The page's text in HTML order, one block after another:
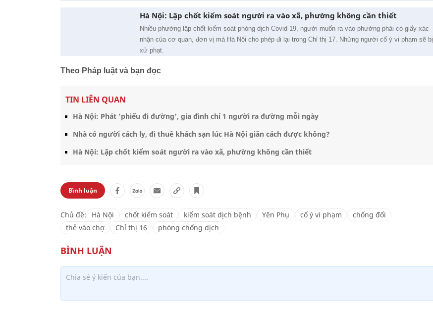
Hà Nội: Lập chốt kiểm soát người ra vào xã, phường không cần thiết
Nhiều phường lập chốt kiểm soát phòng dịch Covid-19, người muốn ra vào phường phải có giấy xác
nhận của cơ quan, đơn vị mà Hà Nội cho phép đi lại trong Chỉ thị 17. Những người cố ý vi phạm sẽ bị
xử phạt.
Theo Pháp luật và bạn đọc
TIN LIÊN QUAN
Hà Nội: Phát 'phiếu đi đường', gia đình chỉ 1 người ra đường mỗi ngày
Nhà có người cách ly, đi thuê khách sạn lúc Hà Nội giãn cách được không?
Hà Nội: Lập chốt kiểm soát người ra vào xã, phường không cần thiết
Bình luận
Chủ đề: Hà Nội chốt kiểm soát kiểm soát dịch bệnh Yên Phụ cố ý vi phạm
chống đối
thẻ vào chợ
Chỉ thị 16 phòng chống dịch